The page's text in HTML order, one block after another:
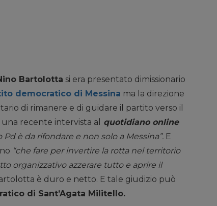
Bartolotta si era presentato dimissionario
democratico di Messina ma la direzione
di rimanere e di guidare il partito verso il
recente intervista al
quotidiano online
Pd è da rifondare e non solo a Messina”. E
“che fare per invertire la rotta nel territorio
organizzativo azzerare tutto e aprire il
è duro e netto. E tale giudizio può
di Sant’Agata Militello.